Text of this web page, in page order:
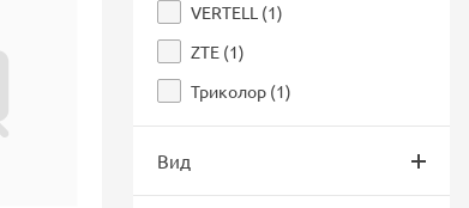
VERTELL (1)
ZTE (1)
Триколор (1)
Вид